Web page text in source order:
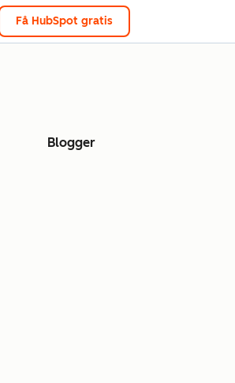
Få HubSpot gratis
Blogger